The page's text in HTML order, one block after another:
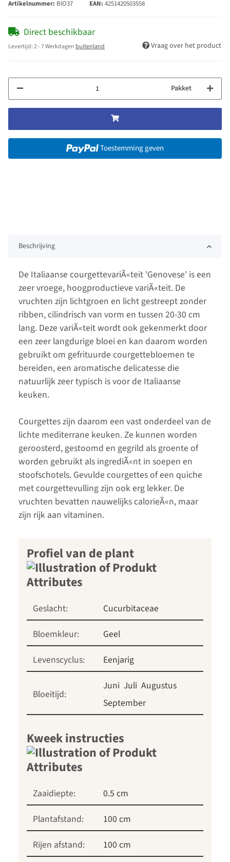
Artikelnummer: BIO37 EAN: 4251420503558
Direct beschikbaar
Levertijd:2 - 7 Werkdagen buitenland Vraag over het product
Pakket
Toestemming geven
Beschrijving
De Italiaanse courgettevariÃ«teit 'Genovese' is een
zeer vroege, hoogproductieve variÃ«teit. De
vruchten zijn lichtgroen en licht gestreept zonder
ribben, cilindrisch van vorm en tussen 20-30 cm
lang. Deze variÃ«teit wordt ook gekenmerkt door
een zeer langdurige bloei en kan daarom worden
gebruikt om gefrituurde courgettebloemen te
bereiden, een aromatische delicatesse die
natuurlijk zeer typisch is voor de Italiaanse
keuken.
Courgettes zijn daarom een vast onderdeel van de
lichte mediterrane keuken. Ze kunnen worden
geroosterd, gestoomd en gegrild als groente of
worden gebruikt als ingrediÃ«nt in soepen en
stoofschotels. Gevulde courgettes of een quiche
met courgettevulling zijn ook erg lekker. De
vruchten bevatten nauwelijks calorieÃ«n, maar
zijn rijk aan vitaminen.
Profiel van de plant
Geslacht:
Cucurbitaceae
Bloemkleur:
Geel
Levenscyclus:
Eenjarig
Bloeitijd:
Juni Juli Augustus
September
Kweek instructies
Zaaidiepte:
0.5 cm
Plantafstand:
100 cm
Rijen afstand:
100 cm